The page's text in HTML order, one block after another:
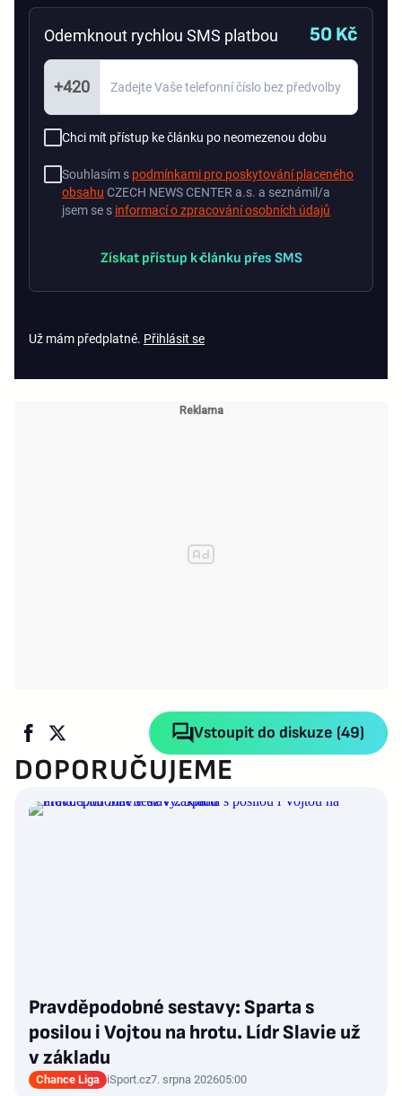
Odemknout rychlou SMS platbou 50 Kč
+420
Chci mít přístup ke článku po neomezenou dobu
Souhlasím s podmínkami pro poskytování placeného
obsahu CZECH NEWS CENTER a.s. a seznámil/a
jsem se s informací o zpracování osobních údajů
Získat přístup k článku přes SMS
Už mám předplatné. Přihlásit se
Vstoupit do diskuze (49)
DOPORUČUJEME
Pravděpodobné sestavy: Sparta s
posilou i Vojtou na hrotu. Lídr Slavie už
v základu
Chance Liga iSport.cz7. srpna 202605:00